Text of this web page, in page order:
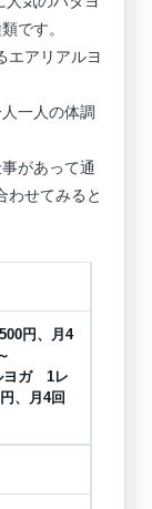
です。
エアリアルヨ
一人の体調
があって通
わせてみると
円、月4
ヨガ 1レ
、月4回